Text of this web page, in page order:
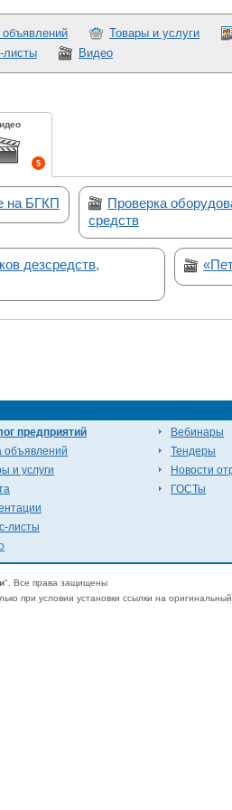
Товары и услуги
листы
Видео
5
на БГКП
Проверка
средств
дезсредств,
предприятий
объявлений
и услуги
листы
Вебинары
Тендеры
Новости
ГОСТы
". Все права защищены
при условии установки ссылки на